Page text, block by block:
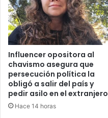
Influencer opositora al
chavismo asegura que
persecución política la
obligó a salir del país y
pedir asilo en el extranjero
Hace 14 horas